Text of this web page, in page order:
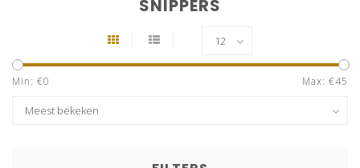
SNIPPERS
Min: €0 Max: €45